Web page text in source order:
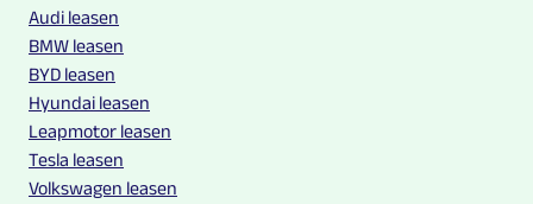
Audi leasen
BMW leasen
BYD leasen
Hyundai leasen
Leapmotor leasen
Tesla leasen
Volkswagen leasen